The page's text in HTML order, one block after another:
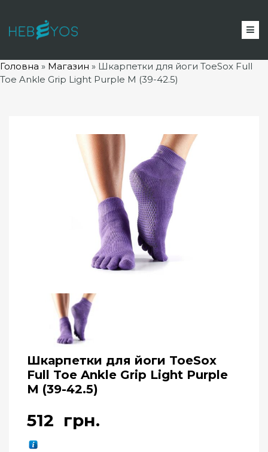
Головна » Магазин » Шкарпетки для йоги ToeSox Full
Toe Ankle Grip Light Purple M (39-42.5)
Шкарпетки для йоги ToeSox
Full Toe Ankle Grip Light Purple
M (39-42.5)
512 грн.